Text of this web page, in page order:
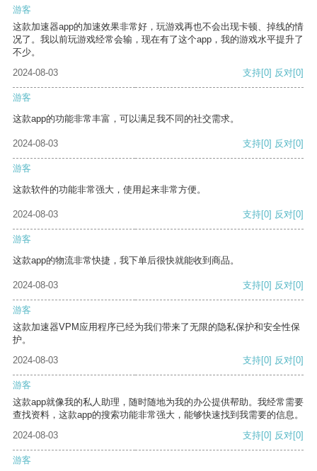
游客
这款加速器app的加速效果非常好，玩游戏再也不会出现卡顿、掉线的情
况了。我以前玩游戏经常会输，现在有了这个app，我的游戏水平提升了
不少。
2024-08-03
支持[0] 反对[0]
游客
这款app的功能非常丰富，可以满足我不同的社交需求。
2024-08-03 支持[0] 反对[0]
游客
这款软件的功能非常强大，使用起来非常方便。
2024-08-03 支持[0] 反对[0]
游客
这款app的物流非常快捷，我下单后很快就能收到商品。
2024-08-03 支持[0] 反对[0]
游客
这款加速器VPM应用程序已经为我们带来了无限的隐私保护和安全性保
护。
2024-08-03
支持[0] 反对[0]
游客
这款app就像我的私人助理，随时随地为我的办公提供帮助。我经常需要
查找资料，这款app的搜索功能非常强大，能够快速找到我需要的信息。
2024-08-03
支持[0] 反对[0]
游客